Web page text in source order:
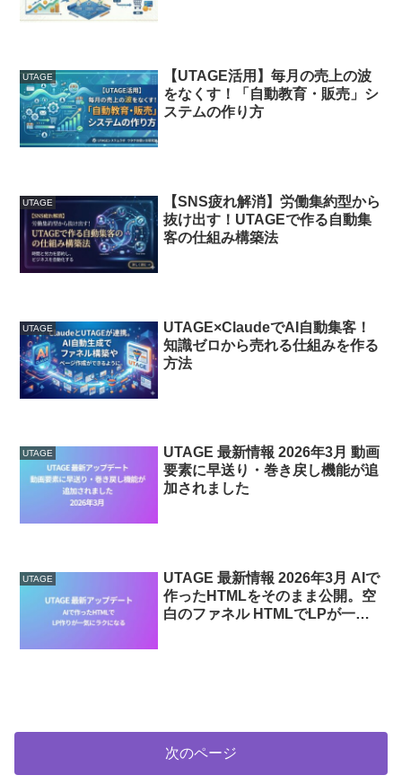
UTAGE
【UTAGE活用】毎月の売上の波
をなくす！「自動教育・販売」シ
ステムの作り方
UTAGE
【SNS疲れ解消】労働集約型から
抜け出す！UTAGEで作る自動集
客の仕組み構築法
UTAGE
UTAGE×ClaudeでAI自動集客！
知識ゼロから売れる仕組みを作る
方法
UTAGE
UTAGE 最新情報 2026年3月 動画
要素に早送り・巻き戻し機能が追
加されました
UTAGE
UTAGE 最新情報 2026年3月 AIで
作ったHTMLをそのまま公開。空
白のファネル HTMLでLPが一気
次のページ